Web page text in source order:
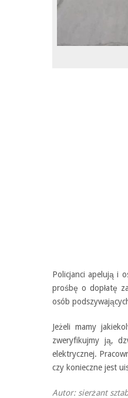
Policjanci apelują i
prośbę o dopłatę
osób
Jeżeli mamy
zweryfikujmy ją,
elektrycznej.
czy konieczne jest
Autor: sierżant